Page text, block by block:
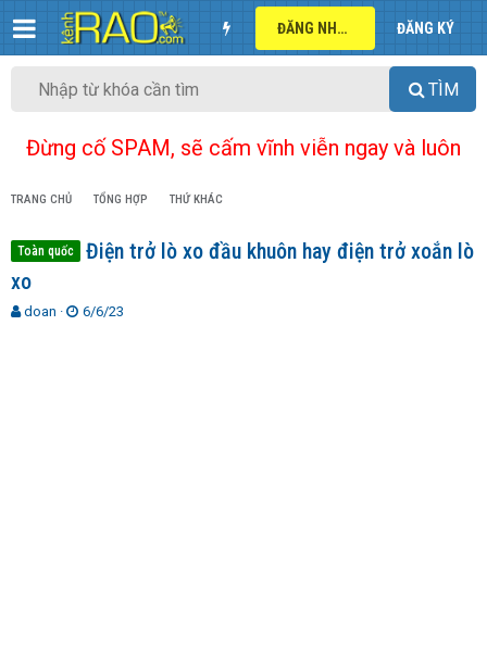
ĐĂNG NHẬP ĐĂNG KÝ
TÌM
Đừng cố SPAM, sẽ cấm vĩnh viễn ngay và luôn
TRANG CHỦ TỔNG HỢP THỨ KHÁC
Toàn quốc
Điện trở lò xo đầu khuôn hay điện trở xoắn lò
xo
T
doan
N
6/6/23